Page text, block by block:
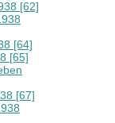
[62]
[64]
[65]
[67]